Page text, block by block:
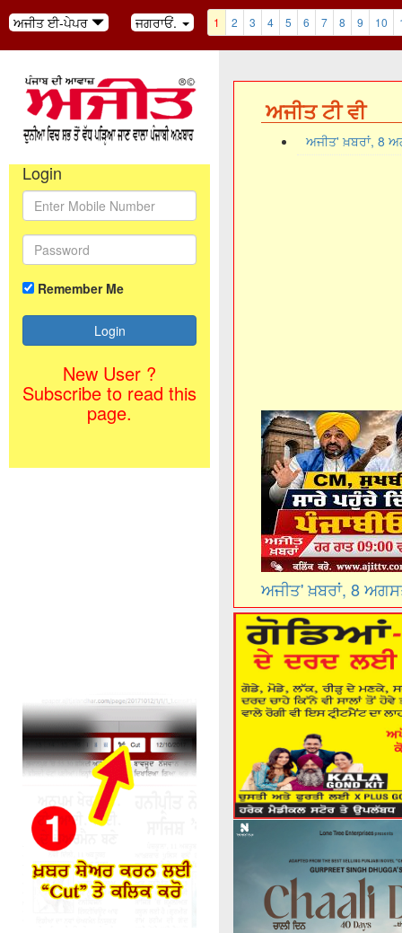
ਅਜੀਤ ਈ-ਪੇਪਰ ਜਗਰਾਓਂ. 1 2 3 4 5 6 7 8 9 10
Login
Remember Me
New User ?
Subscribe to read this
page.
ਅਜੀਤ ਟੀ ਵੀ
ਅਜੀਤ' ਖ਼ਬਰਾਂ, 8
ਅਜੀਤ' ਖ਼ਬਰਾਂ, 8